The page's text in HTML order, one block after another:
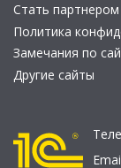
Стать партнером
Политика
Замечания по
Другие сайты